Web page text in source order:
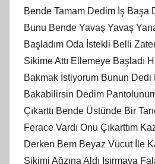
Bende Tamam Dedim İş Başa
Bunu Bende Yavaş Yavaş
Başladım Oda İstekli Belli
Sikime Attı Ellemeye Başladı
Bakmak İstiyorum Bunun Dedi
Bakabilirsin Dedim
Çıkarttı Bende Üstünde Bir
Ferace Vardı Onu Çıkarttım
Derken Bem Beyaz Vücut İle
Sikimi Ağzına Aldı Isırmaya